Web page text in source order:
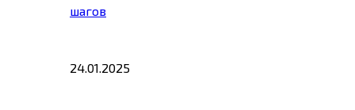
шагов
24.01.2025